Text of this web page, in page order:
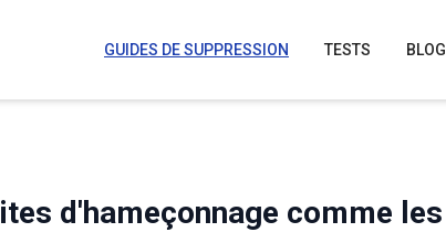
GUIDES DE SUPPRESSION TESTS BLOG
d'hameçonnage comme les